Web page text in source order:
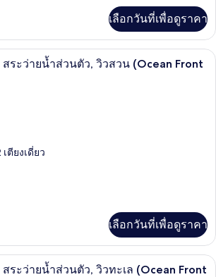
เลือกวันที่เพื่อดูราคา
ห้องสวีท, 1 ห้องนอน, สระว่ายน้ำส่วนตั
ระว่ายน้ำส่วนตัว, วิวสวน (Ocean Front
ตียงเดี่ยว
เลือกวันที่เพื่อดูราคา
ห้องสวีท, 1 ห้องนอน, สระว่ายน้ำส่วนตัว
ระว่ายน้ำส่วนตัว, วิวทะเล (Ocean Front